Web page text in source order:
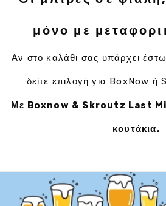
μόνο με
Αν στο καλάθι σας υπάρχει
δείτε επιλογή για BoxNow
Με Boxnow & Skroutz Last
κουτάκια.